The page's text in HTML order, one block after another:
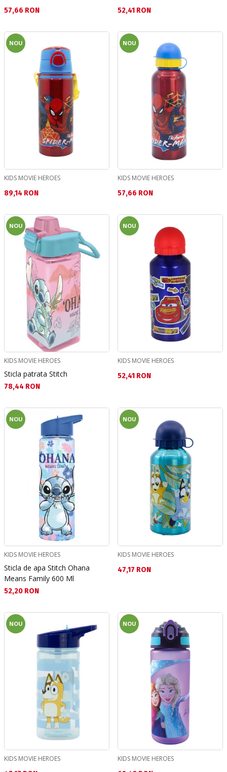
Текуща цена:
57,66 RON
Текуща цена:
52,41 RON
NOU
KIDS MOVIE HEROES
Текуща цена:
89,14 RON
NOU
KIDS MOVIE HEROES
Текуща цена:
57,66 RON
NOU
KIDS MOVIE HEROES
Sticla patrata Stitch
Текуща цена:
78,44 RON
NOU
KIDS MOVIE HEROES
Текуща цена:
52,41 RON
NOU
KIDS MOVIE HEROES
Sticla de apa Stitch Ohana
Means Family 600 Ml
Текуща цена:
52,20 RON
NOU
KIDS MOVIE HEROES
Текуща цена:
47,17 RON
NOU
KIDS MOVIE HEROES
NOU
KIDS MOVIE HEROES